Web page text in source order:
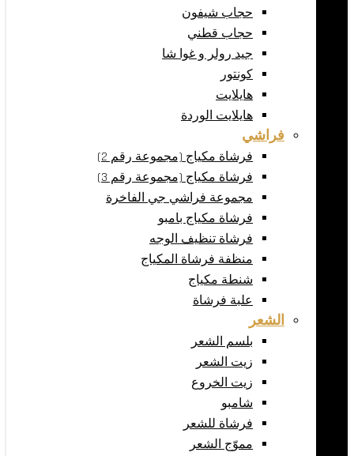
حجاب شيفون
حجاب قطني
جيد رولر و غوا شا
كونتور
هايلايت
هايلايت الوردة
فراشي
فرشاة مكياج (مجموعة رقم 2)
فرشاة مكياج (مجموعة رقم 3)
مجموعة فراشي جي الفاخرة
فرشاة مكياج بامبو
فرشاة تنظيف الوجه
منظفة فرشاة المكياج
شنطة مكياج
علبة فرشاة
الشعر
بلسم الشعر
زيت الشعر
زيت الخروع
شامبو
فرشاة للشعر
مموّج الشعر